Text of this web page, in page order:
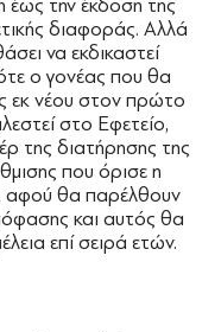
έως την έκδοση της
διαφοράς. Αλλά
να εκδικαστεί
ο γονέας που θα
εκ νέου στον πρώτο
στο Εφετείο,
της διατήρησης της
που όρισε η
αφού θα παρέλθουν
και αυτός θα
επί σειρά ετών.